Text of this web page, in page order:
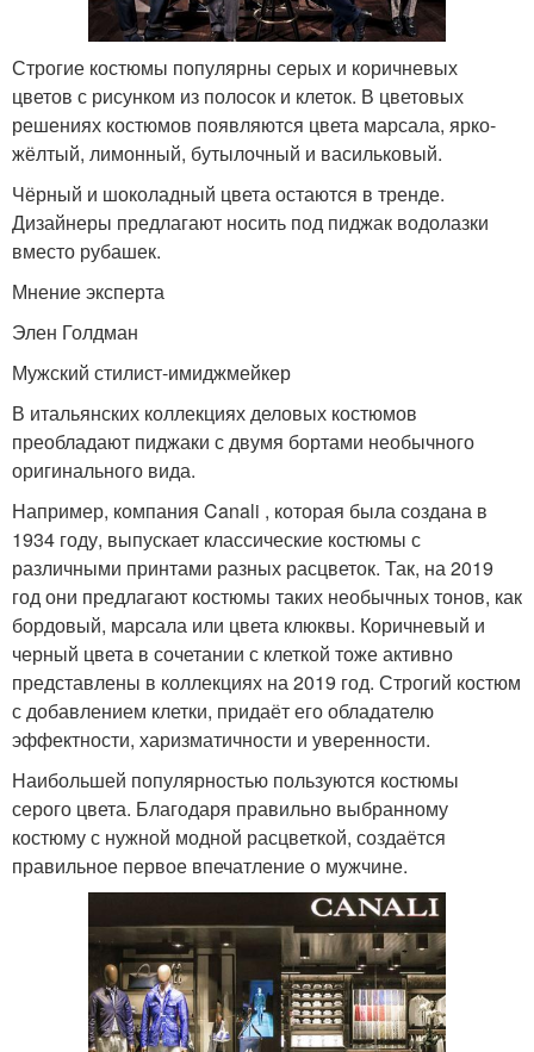
Строгие костюмы популярны серых и коричневых
цветов с рисунком из полосок и клеток. В цветовых
решениях костюмов появляются цвета марсала, ярко-
жёлтый, лимонный, бутылочный и васильковый.
Чёрный и шоколадный цвета остаются в тренде.
Дизайнеры предлагают носить под пиджак водолазки
вместо рубашек.
Мнение эксперта
Элен Голдман
Мужский стилист-имиджмейкер
В итальянских коллекциях деловых костюмов
преобладают пиджаки с двумя бортами необычного
оригинального вида.
Например, компания Canali , которая была создана в
1934 году, выпускает классические костюмы с
различными принтами разных расцветок. Так, на 2019
год они предлагают костюмы таких необычных тонов, как
бордовый, марсала или цвета клюквы. Коричневый и
черный цвета в сочетании с клеткой тоже активно
представлены в коллекциях на 2019 год. Строгий костюм
с добавлением клетки, придаёт его обладателю
эффектности, харизматичности и уверенности.
Наибольшей популярностью пользуются костюмы
серого цвета. Благодаря правильно выбранному
костюму с нужной модной расцветкой, создаётся
правильное первое впечатление о мужчине.